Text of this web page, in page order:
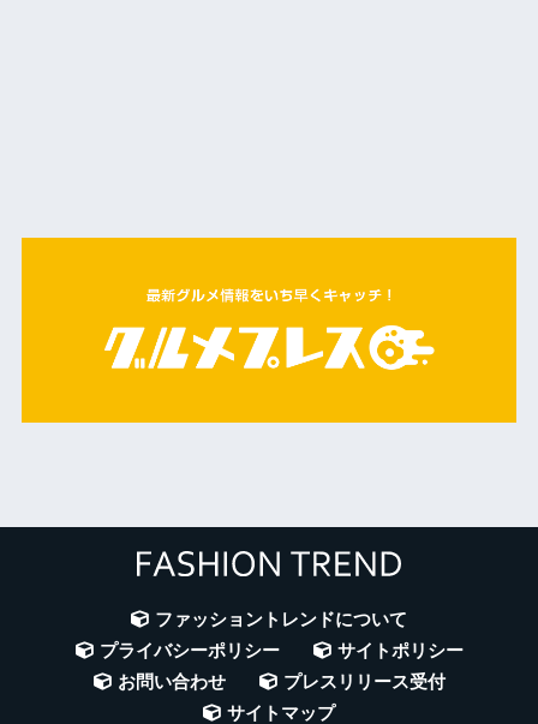
ファッショントレンドについて
プライバシーポリシー
サイトポリシー
お問い合わせ
プレスリリース受付
サイトマップ